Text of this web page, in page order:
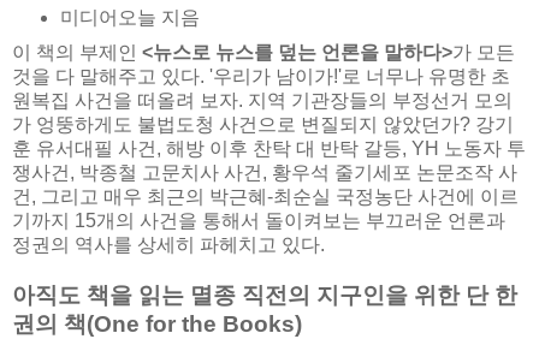
미디어오늘 지음
이 책의 부제인 <뉴스로 뉴스를 덮는 언론을 말하다>가 모든
것을 다 말해주고 있다. '우리가 남이가!'로 너무나 유명한 초
원복집 사건을 떠올려 보자. 지역 기관장들의 부정선거 모의
가 엉뚱하게도 불법도청 사건으로 변질되지 않았던가? 강기
훈 유서대필 사건, 해방 이후 찬탁 대 반탁 갈등, YH 노동자 투
쟁사건, 박종철 고문치사 사건, 황우석 줄기세포 논문조작 사
건, 그리고 매우 최근의 박근혜-최순실 국정농단 사건에 이르
기까지 15개의 사건을 통해서 돌이켜보는 부끄러운 언론과
정권의 역사를 상세히 파헤치고 있다.
아직도 책을 읽는 멸종 직전의 지구인을 위한 단 한
권의 책(One for the Books)